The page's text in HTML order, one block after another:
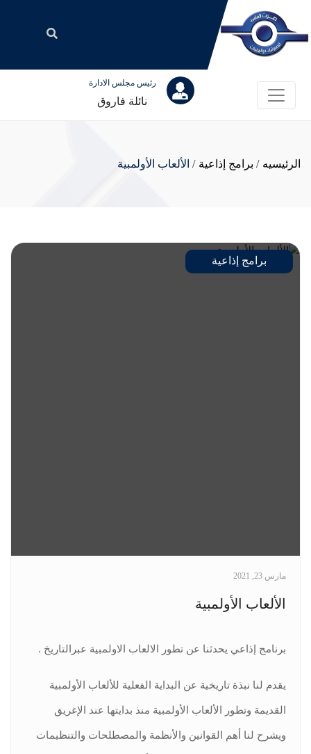
رئيس مجلس الادارة
نائلة فاروق
الرئيسيه / برامج إذاعية / الألعاب الأولمبية
برامج إذاعية
مارس 23, 2021
الألعاب الأولمبية
برنامج إذاعي يحدثنا عن تطور الالعاب الاولمبية عبرالتاريخ .
يقدم لنا نبذة تاريخية عن البداية الفعلية للألعاب الأولمبية
القديمة وتطور الألعاب الأولمبية منذ بدايتها عند الإغريق
ويشرح لنا أهم القوانين والأنظمة والمصطلحات والتنظيمات